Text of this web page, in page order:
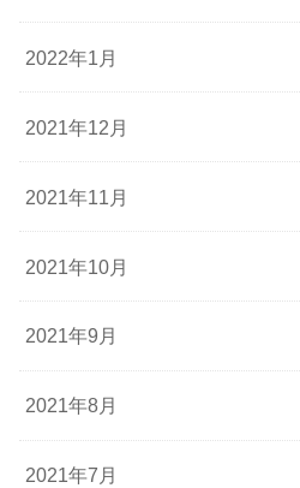
2022年1月
2021年12月
2021年11月
2021年10月
2021年9月
2021年8月
2021年7月